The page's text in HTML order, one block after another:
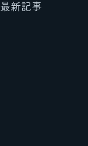
最新記事